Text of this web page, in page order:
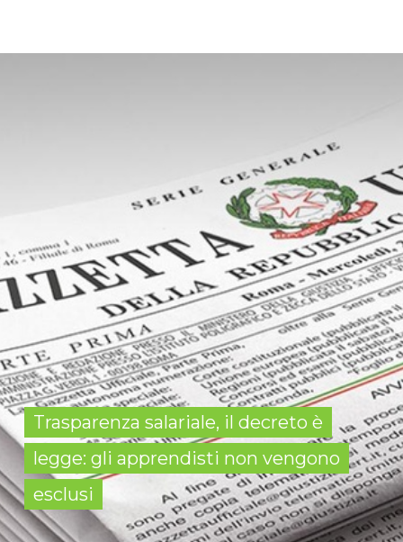
Trasparenza salariale, il decreto è
legge: gli apprendisti non vengono
esclusi